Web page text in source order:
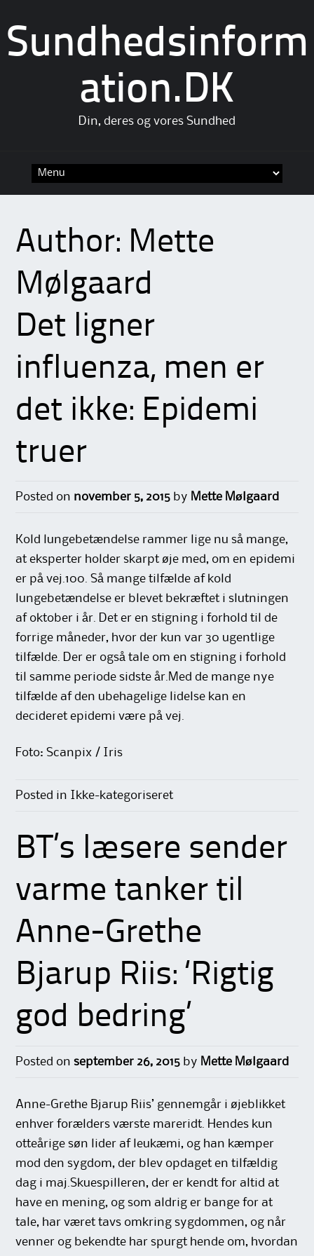
Sundhedsinform
ation.DK
Din, deres og vores Sundhed
Author: Mette
Mølgaard
Det ligner
influenza, men er
det ikke: Epidemi
truer
Posted on november 5, 2015 by Mette Mølgaard
Kold lungebetændelse rammer lige nu så mange,
at eksperter holder skarpt øje med, om en epidemi
er på vej.100. Så mange tilfælde af kold
lungebetændelse er blevet bekræftet i slutningen
af oktober i år. Det er en stigning i forhold til de
forrige måneder, hvor der kun var 30 ugentlige
tilfælde. Der er også tale om en stigning i forhold
til samme periode sidste år.Med de mange nye
tilfælde af den ubehagelige lidelse kan en
decideret epidemi være på vej.
Foto: Scanpix / Iris
Posted in Ikke-kategoriseret
BT’s læsere sender
varme tanker til
Anne-Grethe
Bjarup Riis: ‘Rigtig
god bedring’
Posted onseptember 26, 2015 by Mette Mølgaard
Anne-Grethe Bjarup Riis’ gennemgår i øjeblikket
enhver forælders værste mareridt. Hendes kun
otteårige søn lider af leukæmi, og han kæmper
mod den sygdom, der blev opdaget en tilfældig
dag i maj.Skuespilleren, der er kendt for altid at
have en mening, og som aldrig er bange for at
tale, har været tavs omkring sygdommen, og når
venner og bekendte har spurgt hende om, hvordan